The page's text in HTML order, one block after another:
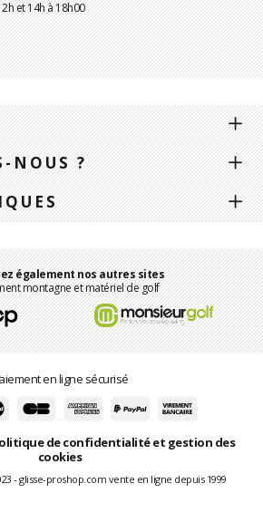
et 14h à 18h00
NOUS ?
également nos autres sites
montagne et matériel de golf
en ligne sécurisé
de confidentialité et gestion des
cookies
- glisse-proshop.com vente en ligne depuis 1999